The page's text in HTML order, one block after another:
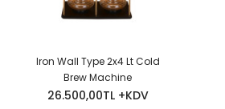
Iron Wall Type 2x4 Lt Cold
Brew Machine
26.500,00TL +KDV